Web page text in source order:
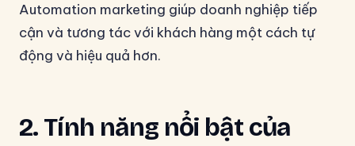
Automation marketing giúp doanh nghiệp tiếp
cận và tương tác với khách hàng một cách tự
động và hiệu quả hơn.
2. Tính năng nổi bật của